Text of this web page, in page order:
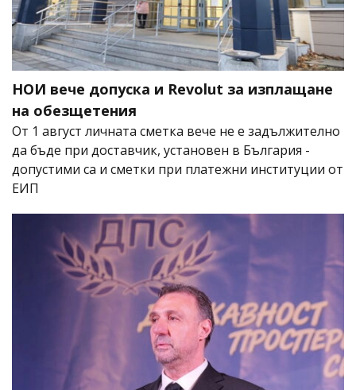
НОИ вече допуска и Revolut за изплащане
на обезщетения
От 1 август личната сметка вече не е задължително
да бъде при доставчик, установен в България -
допустими са и сметки при платежни институции от
ЕИП